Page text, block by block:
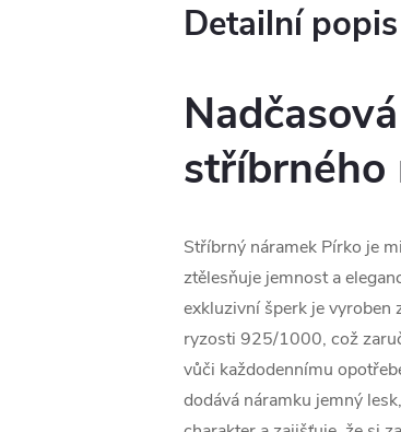
Detailní
stříbrného
Stříbrný náramek Pírko je
ztělesňuje jemnost a
exkluzivní šperk je vyroben
ryzosti 925/1000, což
vůči každodennímu
dodává náramku jemný